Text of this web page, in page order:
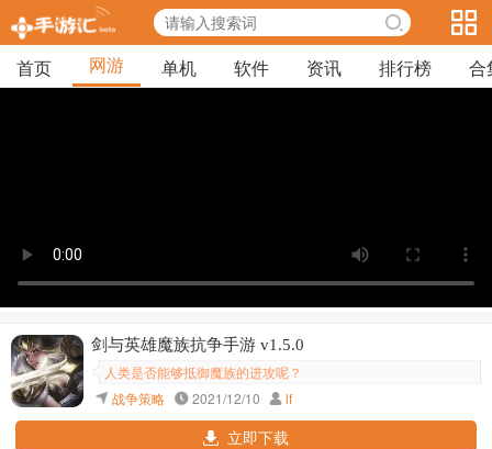
首页 网游 单机 软件 资讯 排行榜 合
剑与英雄魔族抗争手游 v1.5.0
人类是否能够抵御魔族的进攻呢？
战争策略
2021/12/10 lf
立即下载